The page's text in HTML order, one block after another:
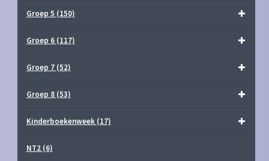
Groep 5 (150)
Groep 6 (117)
Groep 7 (52)
Groep 8 (53)
Kinderboekenweek (17)
NT2 (6)